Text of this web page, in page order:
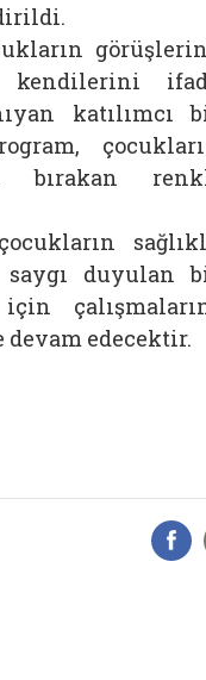
katılımcı
bırakan
duyulan
edecektir.